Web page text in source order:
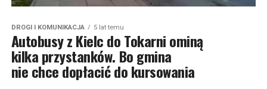
DROGI I KOMUNIKACJA 5 lat temu
Autobusy z Kielc do Tokarni ominą
kilka przystanków. Bo gmina
nie chce dopłacić do kursowania